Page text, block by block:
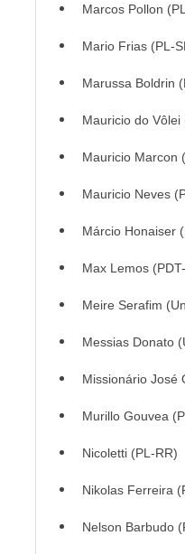
Marcos Pollon
Mario Frias (PL-
Marussa Boldrin
Mauricio do Vôlei
Mauricio Marcon
Mauricio Neves
Márcio Honaiser
Max Lemos
Meire Serafim
Messias Donato
Missionário José
Murillo Gouvea
Nicoletti (PL-RR)
Nikolas Ferreira
Nelson Barbudo